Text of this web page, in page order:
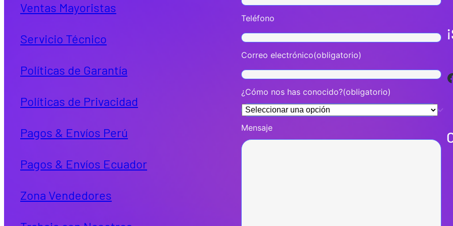
Ventas Mayoristas
Servicio Técnico
Políticas de Garantía
Políticas de Privacidad
Pagos & Envíos Perú
Pagos & Envíos Ecuador
Zona Vendedores
Teléfono
Correo electrónico(obligatorio)
¿Cómo nos has conocido?(obligatorio)
Mensaje
Facebook